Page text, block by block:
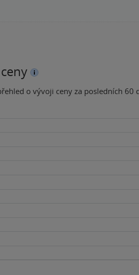
o vývoji ceny za posledních 60